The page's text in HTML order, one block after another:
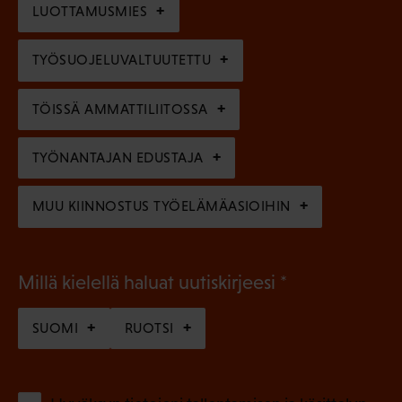
) n
e
n
)
l
i
n
e
n
)
LUOTTAMUSMIES
TYÖSUOJELUVALTUUTETTU
TÖISSÄ AMMATTILIITOSSA
TYÖNANTAJAN EDUSTAJA
MUU KIINNOSTUS TYÖELÄMÄASIOIHIN
Millä kielellä haluat uutiskirjeesi
SUOMI RUOTSI